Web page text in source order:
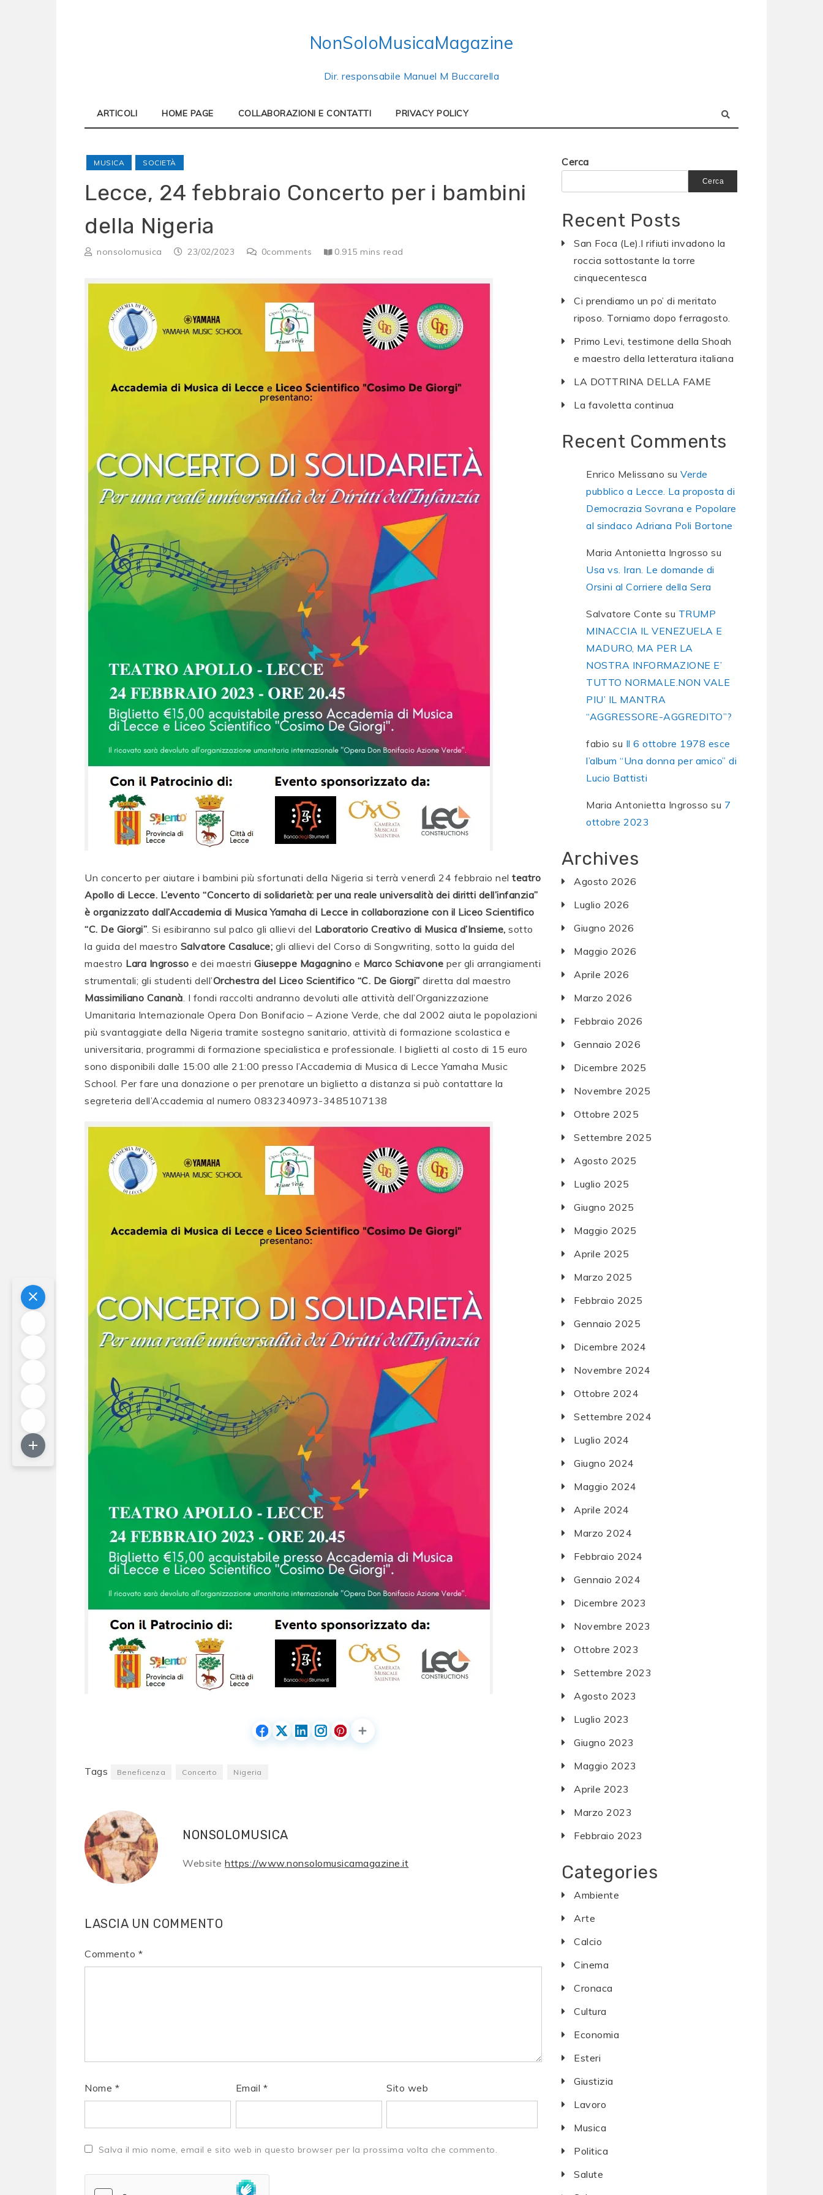
NonSoloMusicaMagazine
Dir. responsabile Manuel M Buccarella
ARTICOLI HOME PAGE COLLABORAZIONI E CONTATTI PRIVACY POLICY
MUSICA SOCIETÀ
Lecce, 24 febbraio Concerto per i bambini
della Nigeria
nonsolomusica 23/02/2023 0comments 0.915 mins read
Un concerto per aiutare i bambini più sfortunati della Nigeria si terrà venerdì 24 febbraio nelteatro
Apollo di Lecce. L’evento “Concerto di solidarietà: per una reale universalità dei diritti dell’infanzia”
è organizzato dall’Accademia di Musica Yamaha di Lecce in collaborazione con il Liceo Scientifico
“C. De Giorgi”. Si esibiranno sul palco gli allievi del Laboratorio Creativo di Musica d’Insieme,sotto
la guida del maestro Salvatore Casaluce; gli allievi del Corso di Songwriting, sotto la guida del
maestro Lara Ingrosso e dei maestriGiuseppe Magagnino e Marco Schiavone per gli arrangiamenti
strumentali; gli studenti dell’Orchestra del Liceo Scientifico “C. De Giorgi” diretta dal maestro
Massimiliano Cananà. I fondi raccolti andranno devoluti alle attività dell’Organizzazione
Umanitaria Internazionale Opera Don Bonifacio – Azione Verde, che dal 2002 aiuta le popolazioni
più svantaggiate della Nigeria tramite sostegno sanitario, attività di formazione scolastica e
universitaria, programmi di formazione specialistica e professionale. I biglietti al costo di 15 euro
sono disponibili dalle 15:00 alle 21:00 presso l’Accademia di Musica di Lecce Yamaha Music
School. Per fare una donazione o per prenotare un biglietto a distanza si può contattare la
segreteria dell’Accademia al numero 0832340973-3485107138
Tags Beneficenza Concerto Nigeria
NONSOLOMUSICA
Website https://www.nonsolomusicamagazine.it
LASCIA UN COMMENTO
Commento *
Nome * Email * Sito web
Salva il mio nome, email e sito web in questo browser per la prossima volta che commento.
Cerca
Cerca
Recent Posts
San Foca (Le).I rifiuti invadono la
roccia sottostante la torre
cinquecentesca
Ci prendiamo un po’ di meritato
riposo. Torniamo dopo ferragosto.
Primo Levi, testimone della Shoah
e maestro della letteratura italiana
LA DOTTRINA DELLA FAME
La favoletta continua
Recent Comments
Enrico Melissano suVerde
pubblico a Lecce. La proposta di
Democrazia Sovrana e Popolare
al sindaco Adriana Poli Bortone
Maria Antonietta Ingrosso su
Usa vs. Iran. Le domande di
Orsini al Corriere della Sera
Salvatore Conte su TRUMP
MINACCIA IL VENEZUELA E
MADURO, MA PER LA
NOSTRA INFORMAZIONE E’
TUTTO NORMALE.NON VALE
PIU’ IL MANTRA
“AGGRESSORE-AGGREDITO”?
fabio su Il 6 ottobre 1978 esce
l’album “Una donna per amico” di
Lucio Battisti
Maria Antonietta Ingrosso su 7
ottobre 2023
Archives
Agosto 2026
Luglio 2026
Giugno 2026
Maggio 2026
Aprile 2026
Marzo 2026
Febbraio 2026
Gennaio 2026
Dicembre 2025
Novembre 2025
Ottobre 2025
Settembre 2025
Agosto 2025
Luglio 2025
Giugno 2025
Maggio 2025
Aprile 2025
Marzo 2025
Febbraio 2025
Gennaio 2025
Dicembre 2024
Novembre 2024
Ottobre 2024
Settembre 2024
Luglio 2024
Giugno 2024
Maggio 2024
Aprile 2024
Marzo 2024
Febbraio 2024
Gennaio 2024
Dicembre 2023
Novembre 2023
Ottobre 2023
Settembre 2023
Agosto 2023
Luglio 2023
Giugno 2023
Maggio 2023
Aprile 2023
Marzo 2023
Febbraio 2023
Categories
Ambiente
Arte
Calcio
Cinema
Cronaca
Cultura
Economia
Esteri
Giustizia
Lavoro
Musica
Politica
Salute